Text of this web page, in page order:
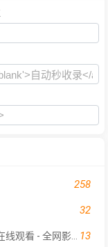
258
32
13